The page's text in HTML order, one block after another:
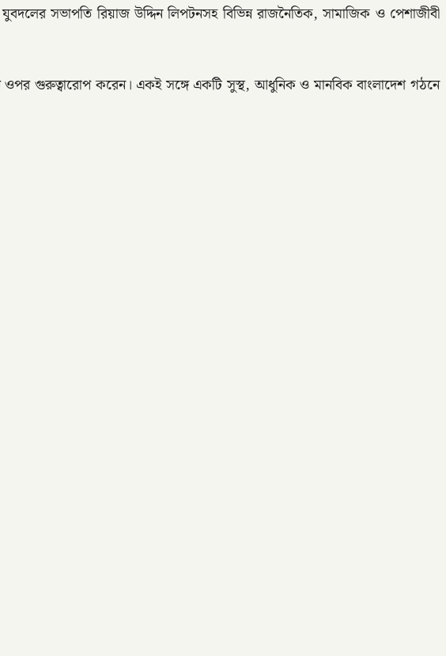
সভাপতি রিয়াজ উদ্দিন লিপটনসহ বিভিন্ন রাজনৈতিক, সামাজিক ও পেশাজীবী
ওপর গুরুত্বারোপ করেন। একই সঙ্গে একটি সুস্থ, আধুনিক ও মানবিক বাংলাদেশ গঠনে